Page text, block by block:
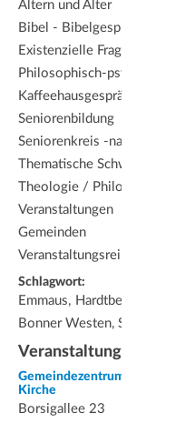
Altern und Alter
Bibel - Bibelgespräch
Existenzielle Fragestellungen
Philosophisch-psychologische
Kaffeehausgespräche
Seniorenbildung
Seniorenkreis -nachmittag
Thematische Schwerpunkte
Theologie / Philosophie
Veranstaltungen von
Gemeinden
Veranstaltungsreihen
Schlagwort:
Emmaus, Hardtberg • KGM im
Bonner Westen, Senioren
Veranstaltungsort
Gemeindezentrum Emmaus-
Kirche
Borsigallee 23